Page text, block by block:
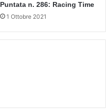
Puntata n. 286: Racing Time
1 Ottobre 2021